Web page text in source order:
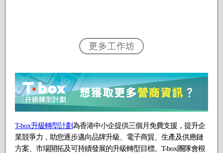
T-box升級轉型計劃為香港中小企提供三個月免費支援，提升企
業競爭力，助您逐步邁向品牌升級、電子商貿、生產及供應鏈
方案、市場開拓及可持續發展的升級轉型目標。T-box團隊會根